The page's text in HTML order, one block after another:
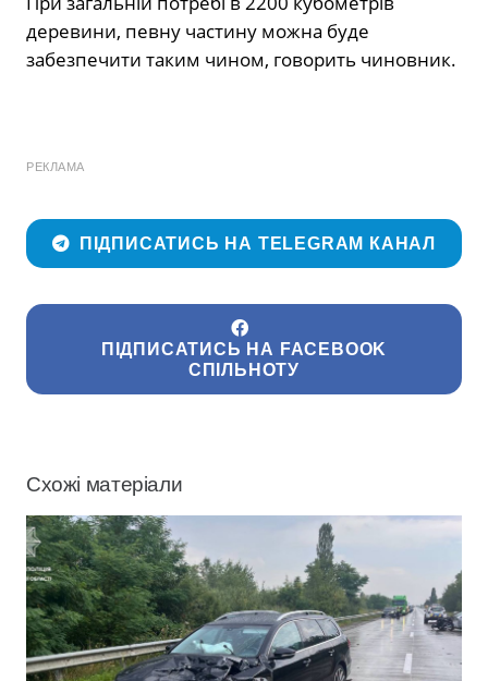
деревини, певну частину можна буде
забезпечити таким чином, говорить чиновник.
РЕКЛАМА
ПІДПИСАТИСЬ НА TELEGRAM КАНАЛ
ПІДПИСАТИСЬ НА FACEBOOK
СПІЛЬНОТУ
Схожі матеріали